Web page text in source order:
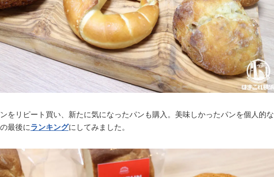
をリピート買い、新たに気になったパンも購入。美味しかったパンを個人的な
最後にランキングにしてみました。